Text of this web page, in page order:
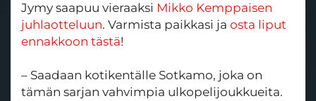
Jymy saapuu vieraaksi Mikko Kemppaisen
juhlaotteluun. Varmista paikkasi ja osta liput
ennakkoon tästä!
– Saadaan kotikentälle Sotkamo, joka on
tämän sarjan vahvimpia ulkopelijoukkueita.